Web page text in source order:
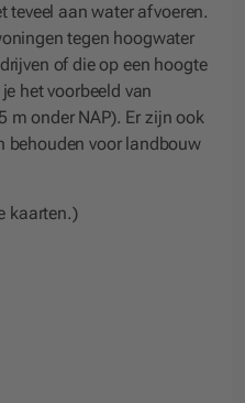
teveel aan water afvoeren.
tegen hoogwater
of die op een hoogte
het voorbeeld van
m onder NAP). Er zijn ook
behouden voor landbouw
kaarten.)